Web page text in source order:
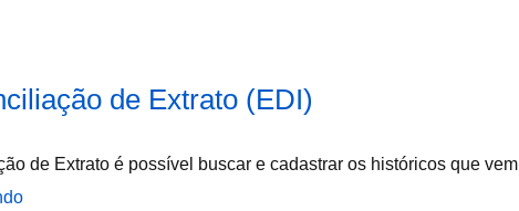
de Extrato (EDI)
de Extrato é possível buscar e cadastrar os históricos que vem